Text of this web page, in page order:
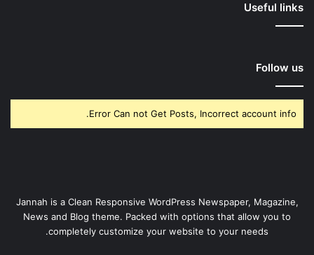
Useful links
Follow us
Error Can not Get Posts, Incorrect account info.
Jannah is a Clean Responsive WordPress Newspaper, Magazine,
News and Blog theme. Packed with options that allow you to
completely customize your website to your needs.